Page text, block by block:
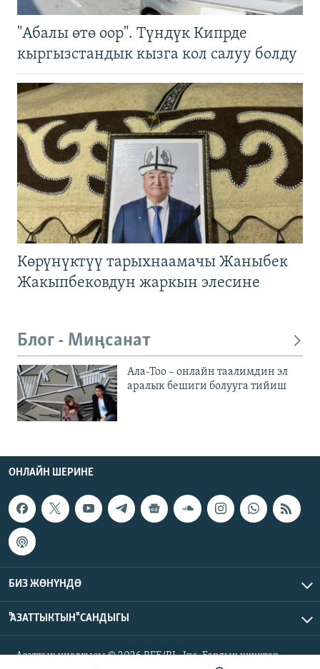
"Абалы өтө оор". Түндүк Кипрде
кыргызстандык кызга кол салуу болду
Көрүнүктүү тарыхнаамачы Жаныбек
Жакыпбековдун жаркын элесине
Блог - Миңсанат
Ала-Тоо – онлайн таалимдин эл
аралык бешиги болууга тийиш
ОНЛАЙН ШЕРИНЕ
БИЗ ЖӨНҮНДӨ
"АЗАТТЫКТЫН" САНДЫГЫ
Азаттык үналгысы © 2026 RFE/RL, Inc. Бардык укуктар